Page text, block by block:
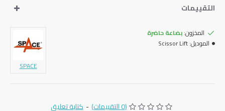
التقييمات
المخزون:بضاعة حاضرة
الموديل:Scissor Lift
SPACE
(0 التقييمات) - كتابة تعليق